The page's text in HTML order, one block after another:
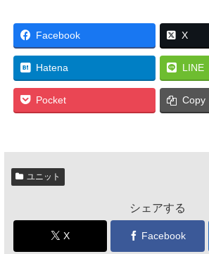
Facebook X
Hatena LINE
Pocket Copy
ユニット
シェアする
X Facebook